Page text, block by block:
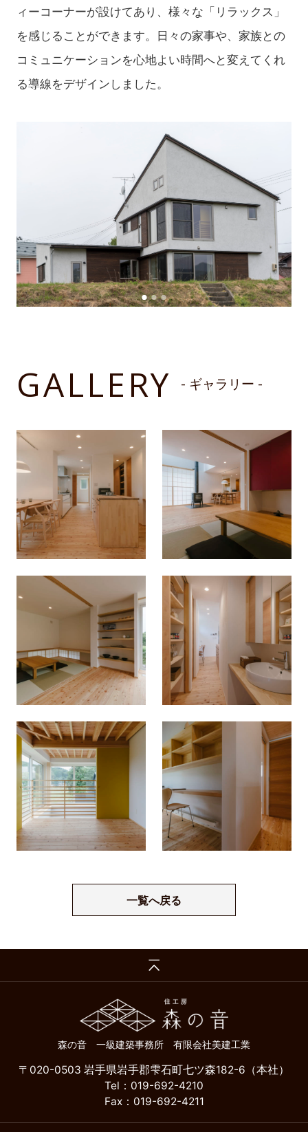
ィーコーナーが設けてあり、様々な「リラックス」
を感じることができます。日々の家事や、家族との
コミュニケーションを心地よい時間へと変えてくれ
る導線をデザインしました。
GALLERY - ギャラリー -
一覧へ戻る
森の音 一級建築事務所 有限会社美建工業
〒020-0503 岩手県岩手郡雫石町七ツ森182-6（本社）
Tel：019-692-4210
Fax：019-692-4211